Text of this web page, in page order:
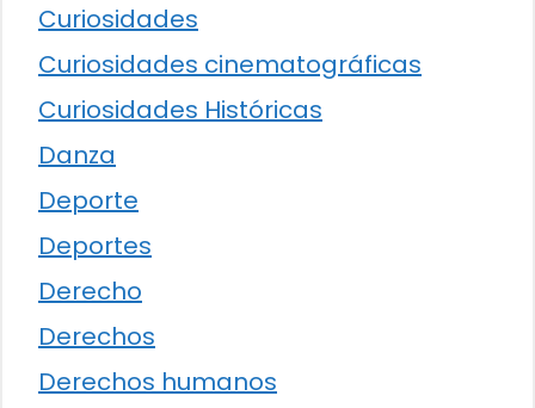
Curiosidades
Curiosidades cinematográficas
Curiosidades Históricas
Danza
Deporte
Deportes
Derecho
Derechos
Derechos humanos